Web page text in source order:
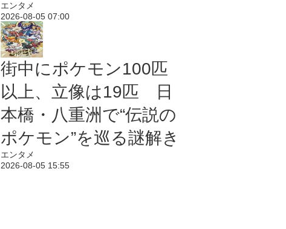
エンタメ
2026-08-05 07:00
街中にポケモン100匹
以上、立像は19匹 日
本橋・八重洲で“伝説の
ポケモン”を巡る謎解き
エンタメ
2026-08-05 15:55